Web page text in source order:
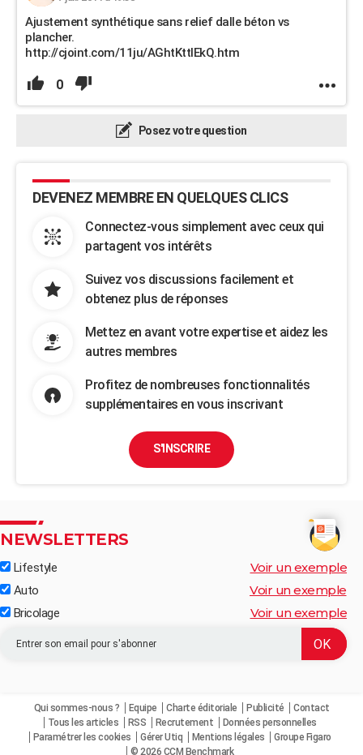
Ajustement synthétique sans relief dalle béton vs
plancher.
http://cjoint.com/11ju/AGhtKttIEkQ.htm
0
Posez votre question
DEVENEZ MEMBRE EN QUELQUES CLICS
Connectez-vous simplement avec ceux qui
partagent vos intérêts
Suivez vos discussions facilement et
obtenez plus de réponses
Mettez en avant votre expertise et aidez les
autres membres
Profitez de nombreuses fonctionnalités
supplémentaires en vous inscrivant
S'INSCRIRE
NEWSLETTERS
Lifestyle Voir un exemple
Auto Voir un exemple
Bricolage Voir un exemple
Qui sommes-nous ? Equipe Charte éditoriale Publicité
Contact
Tous les articles
RSS Recrutement
Données personnelles
Paramétrer les cookies
Gérer Utiq Mentions légales
Groupe Figaro
© 2026 CCM Benchmark